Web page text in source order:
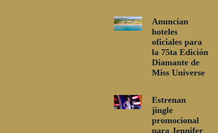
Anuncian
hoteles
oficiales para
la 75ta Edición
Diamante de
Miss Universe
Estrenan
jingle
promocional
para Jennifer